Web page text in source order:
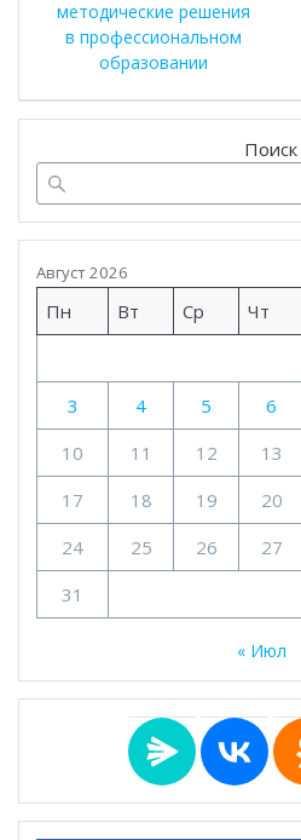
записям
методические решения
в профессиональном
образовании
Поиск
Август 2026
Пн Вт Ср Чт
3
4 5 6
10
11 12 13
17
18 19 20
24
25 26 27
31
« Июл